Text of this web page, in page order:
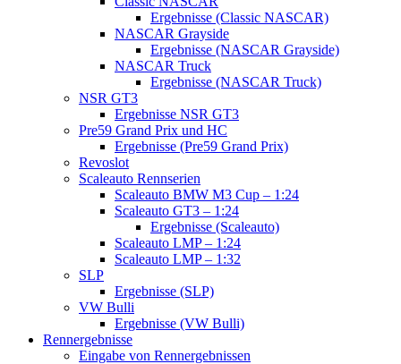
Ergebnisse (Classic NASCAR)
NASCAR Grayside
Ergebnisse (NASCAR Grayside)
NASCAR Truck
Ergebnisse (NASCAR Truck)
NSR GT3
Ergebnisse NSR GT3
Pre59 Grand Prix und HC
Ergebnisse (Pre59 Grand Prix)
Revoslot
Scaleauto Rennserien
Scaleauto BMW M3 Cup – 1:24
Scaleauto GT3 – 1:24
Ergebnisse (Scaleauto)
Scaleauto LMP – 1:24
Scaleauto LMP – 1:32
SLP
Ergebnisse (SLP)
VW Bulli
Ergebnisse (VW Bulli)
Rennergebnisse
Eingabe von Rennergebnissen